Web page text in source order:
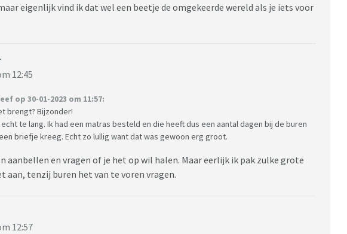
eigenlijk vind ik dat wel een beetje de omgekeerde wereld als je iets voor
12:45
op 30-01-2023 om 11:57:
brengt? Bijzonder!
te lang. Ik had een matras besteld en die heeft dus een aantal dagen bij de buren
briefje kreeg. Echt zo lullig want dat was gewoon erg groot.
aanbellen en vragen of je het op wil halen. Maar eerlijk ik pak zulke grote
aan, tenzij buren het van te voren vragen.
12:57